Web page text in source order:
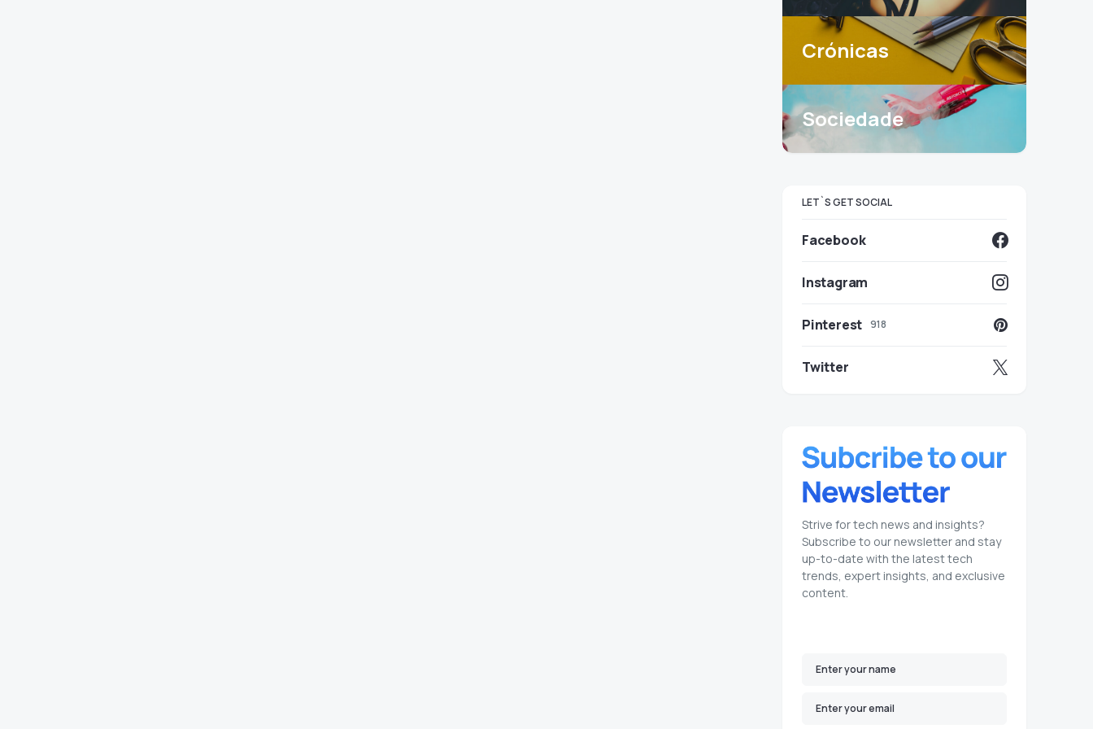
Crónicas
Sociedade
LET`S GET SOCIAL
Facebook
Instagram
Pinterest 918
Twitter
Strive for tech news and insights?
Subscribe to our newsletter and stay
up-to-date with the latest tech
trends, expert insights, and exclusive
content.